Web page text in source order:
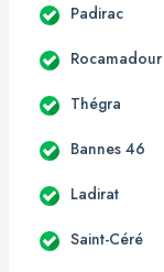
Padirac
Rocamadour
Thégra
Bannes 46
Ladirat
Saint-Céré